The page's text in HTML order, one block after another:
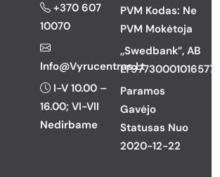
+370 607
10070
Info@vyrucentras.lt
I-V 10.00 –
16.00; VI-VII
Nedirbame
PVM Kodas: Ne
PVM Mokėtoja
,,Swedbank”, AB
Paramos
Gavėjo
Statusas Nuo
2020-12-22